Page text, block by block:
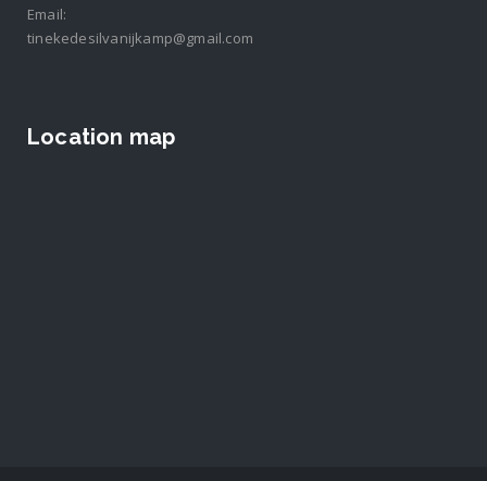
Email:
tinekedesilvanijkamp@gmail.com
Location map